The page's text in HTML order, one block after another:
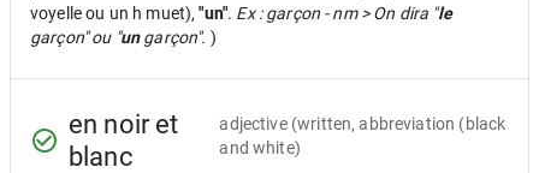
voyelle ou un h muet),"un". Ex : garçon - nm > On dira "le
garçon" ou "ungarçon". )
en noir et
blanc
adjective (written, abbreviation (black
and white)